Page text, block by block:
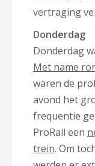
vertraging
Donderdag
Donderdag
Met name
waren de
avond het
frequentie
ProRail een
trein. Om